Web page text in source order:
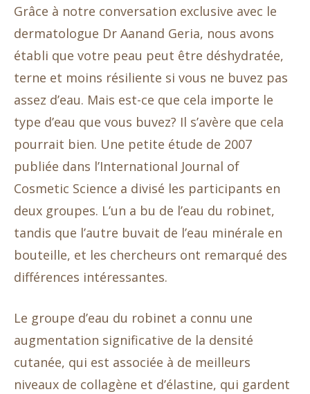
Grâce à notre conversation exclusive avec le
dermatologue Dr Aanand Geria, nous avons
établi que votre peau peut être déshydratée,
terne et moins résiliente si vous ne buvez pas
assez d’eau. Mais est-ce que cela importe le
type d’eau que vous buvez? Il s’avère que cela
pourrait bien. Une petite étude de 2007
publiée dans l’International Journal of
Cosmetic Science a divisé les participants en
deux groupes. L’un a bu de l’eau du robinet,
tandis que l’autre buvait de l’eau minérale en
bouteille, et les chercheurs ont remarqué des
différences intéressantes.
Le groupe d’eau du robinet a connu une
augmentation significative de la densité
cutanée, qui est associée à de meilleurs
niveaux de collagène et d’élastine, qui gardent